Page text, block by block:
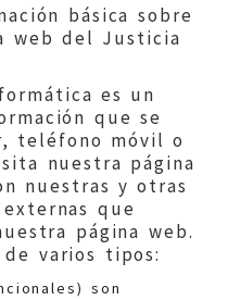
básica sobre
web del Justicia
es un
que se
teléfono móvil o
nuestra página
nuestras y otras
que
página web.
varios tipos:
son